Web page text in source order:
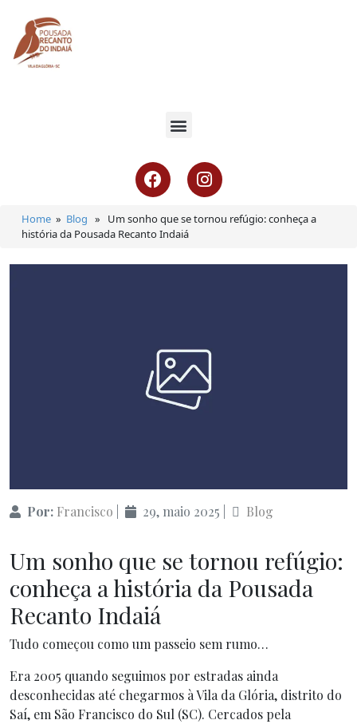
Home » Blog » Um sonho que se tornou refúgio: conheça a
história da Pousada Recanto Indaiá
Por: Francisco 29, maio 2025 Blog
Um sonho que se tornou refúgio:
conheça a história da Pousada
Recanto Indaiá
Tudo começou como um passeio sem rumo…
Era 2005 quando seguimos por estradas ainda
desconhecidas até chegarmos à Vila da Glória, distrito do
Saí, em São Francisco do Sul (SC). Cercados pela